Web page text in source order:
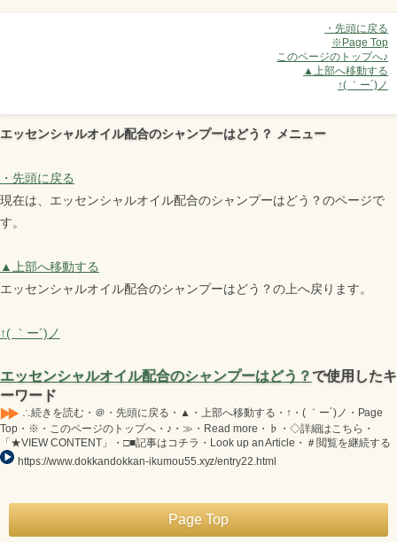
・先頭に戻る
※Page Top
このページのトップへ♪
▲上部へ移動する
↑( ｀ー´)ノ
エッセンシャルオイル配合のシャンプーはどう？ メニュー
・先頭に戻る
現在は、エッセンシャルオイル配合のシャンプーはどう？のページで
す。
▲上部へ移動する
エッセンシャルオイル配合のシャンプーはどう？の上へ戻ります。
↑( ｀ー´)ノ
エッセンシャルオイル配合のシャンプーはどう？で使用したキ
ーワード
∴続きを読む・＠・先頭に戻る・▲・上部へ移動する・↑・( ｀ー´)ノ・Page
Top・※・このページのトップへ・♪・≫・Read more・♭・◇詳細はこちら・
「★VIEW CONTENT」・□■記事はコチラ・Look up an Article・＃閲覧を継続する
https://www.dokkandokkan-ikumou55.xyz/entry22.html
Page Top